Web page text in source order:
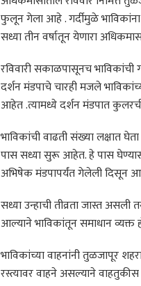
फुलून गेला आहे . गर्दीमुळे
सध्या तीन वर्षातून येणारा
रविवारी सकाळपासूनच
दर्शन मंडपाचे चारही मजले
आहेत .त्यामध्ये दर्शन मंडपात
भाविकांची वाढती संख्या
पास सध्या सुरू आहेत. हे पास
अभिषेक मंडपापर्यंत गेलेली दिसून
सध्या उन्हाची तीव्रता जास्त
आल्याने भाविकांतून समाधान व्यक्त
भाविकांच्या वाहनांनी तुळजापूर
रस्त्यावर वाहने असल्याने